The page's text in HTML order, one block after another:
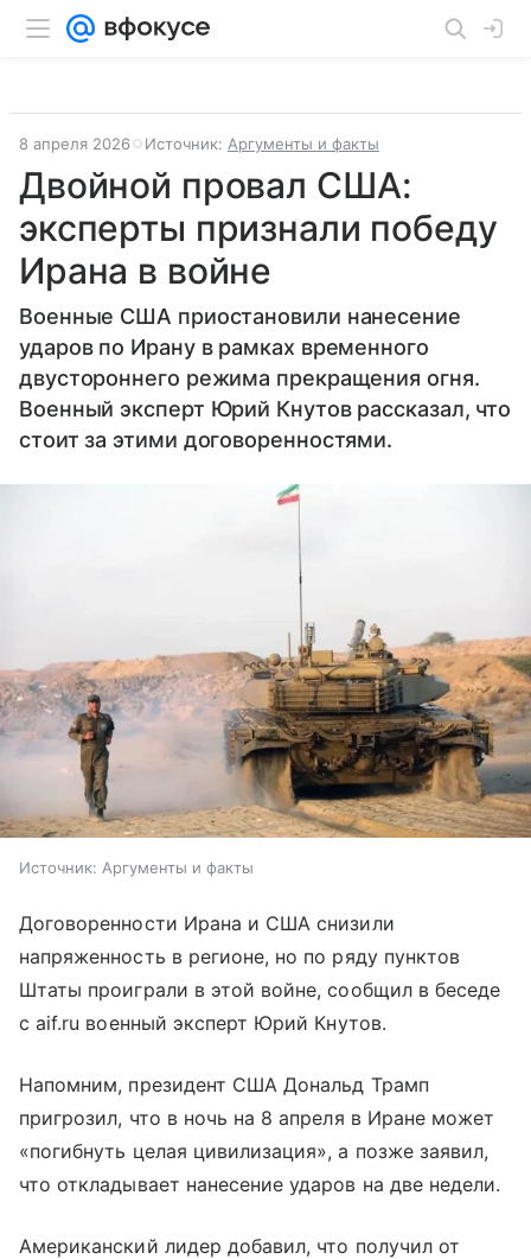
8 апреля 2026 Источник: Аргументы и факты
Двойной провал США:
эксперты признали победу
Ирана в войне
Военные США приостановили нанесение
ударов по Ирану в рамках временного
двустороннего режима прекращения огня.
Военный эксперт Юрий Кнутов рассказал, что
стоит за этими договоренностями.
Источник: Аргументы и факты
Договоренности Ирана и США снизили
напряженность в регионе, но по ряду пунктов
Штаты проиграли в этой войне, сообщил в беседе
с aif.ru военный эксперт Юрий Кнутов.
Напомним, президент США Дональд Трамп
пригрозил, что в ночь на 8 апреля в Иране может
«погибнуть целая цивилизация», а позже заявил,
что откладывает нанесение ударов на две недели.
Американский лидер добавил, что получил от